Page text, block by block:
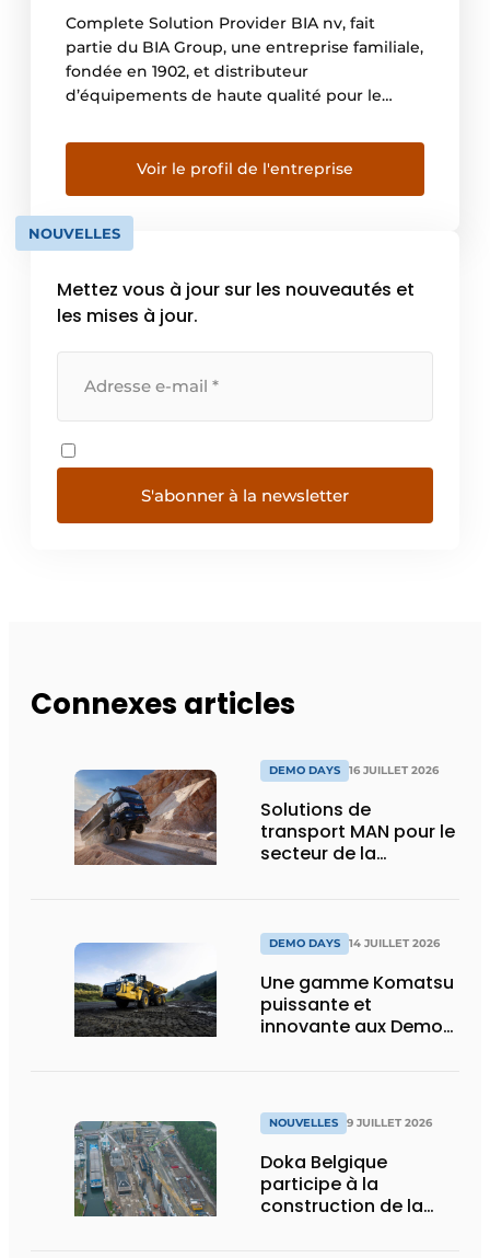
Complete Solution Provider BIA nv, fait
partie du BIA Group, une entreprise familiale,
fondée en 1902, et distributeur
d’équipements de haute qualité pour le
démolition, l’industrie, le recyclage, la
production d’électricité. Le groupe BIA est
actif au Benelux et dans plus de 20 pays
africains et compte plus de […]
Voir le profil de l'entreprise
NOUVELLES
Mettez vous à jour sur les nouveautés et
les mises à jour.
S'abonner à la newsletter
Connexes articles
DEMO DAYS 16 JUILLET 2026
Solutions de
transport MAN pour le
secteur de la
DEMO DAYS 14 JUILLET 2026
Une gamme Komatsu
puissante et
innovante aux Demo
NOUVELLES 9 JUILLET 2026
Doka Belgique
participe à la
construction de la